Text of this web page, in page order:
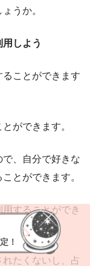
うか。
しよう
ことができます
ができます。
、自分で好きな
とができます。
することができ
たくないし、占
！